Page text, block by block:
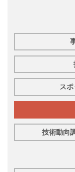
ス
技術動向